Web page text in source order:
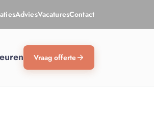
AdviesVacaturesContact
Vraag offerte